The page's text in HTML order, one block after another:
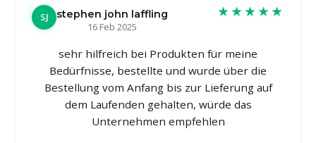
SJ
stephen john laffling
16 Feb 2025
★★★★★
sehr hilfreich bei Produkten für meine
Bedürfnisse, bestellte und wurde über die
Bestellung vom Anfang bis zur Lieferung auf
dem Laufenden gehalten, würde das
Unternehmen empfehlen